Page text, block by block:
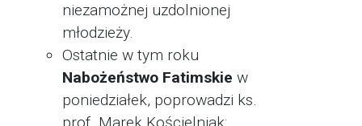
niezamożnej uzdolnionej
młodzieży.
Ostatnie w tym roku
Nabożeństwo Fatimskie w
poniedziałek, poprowadzi ks.